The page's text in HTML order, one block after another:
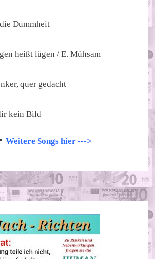
Dummheit
heißt lügen / E. Mühsam
quer gedacht
kein Bild
Weitere Songs hier --->